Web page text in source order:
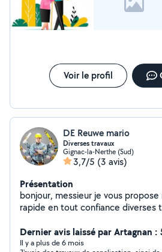
Voir le profil
DE Reuwe mario
Diverses travaux
Gignac-la-Nerthe (Sud)
3,7/5 (3 avis)
Présentation
bonjour, messieur je vous
rapide en tout confiance diverses
Dernier avis laissé par Artagnan :
Il y a plus de 6 mois